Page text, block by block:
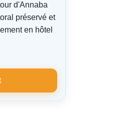
d'Annaba
préservé et
en hôtel